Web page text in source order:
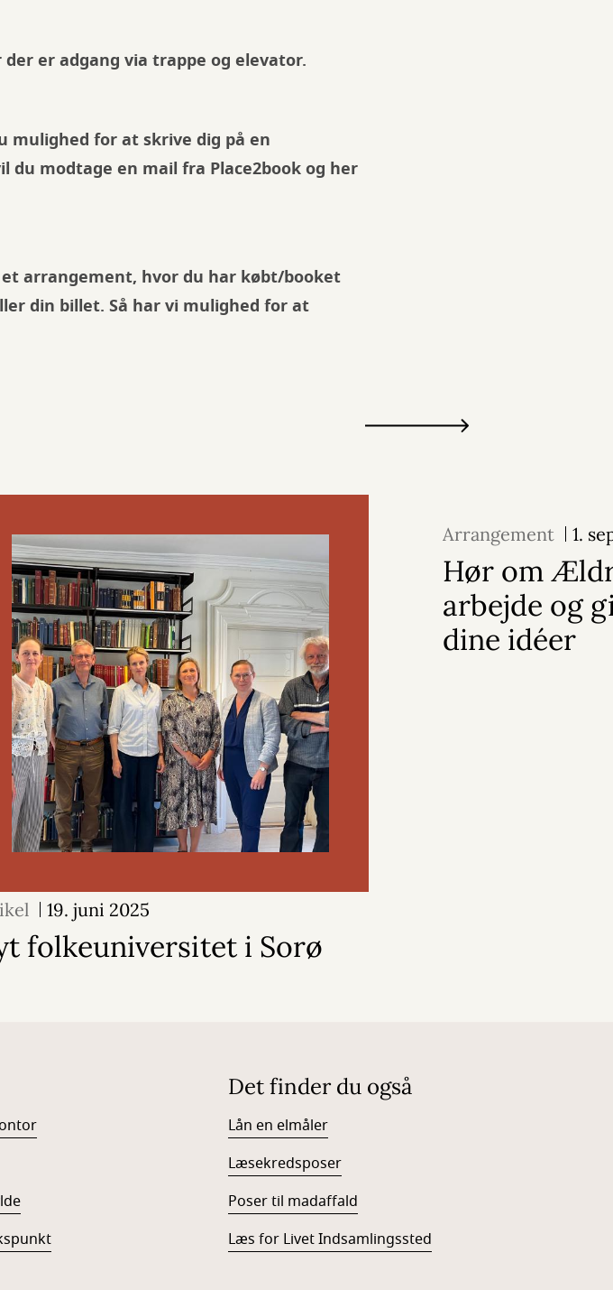
er adgang via trappe og elevator.
mulighed for at skrive dig på en
modtage en mail fra Place2book og her
arrangement, hvor du har købt/booket
din billet. Så har vi mulighed for at
19. juni 2025
folkeuniversitet i Sorø
Arrangement 1.
Hør om
arbejde og
dine idéer
Det finder du også
Lån en elmåler
Læsekredsposer
Poser til madaffald
Læs for Livet Indsamlingssted